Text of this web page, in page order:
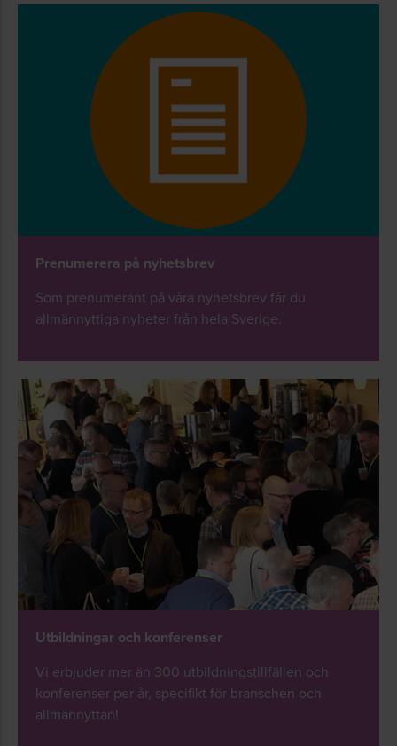
Prenumerera på nyhetsbrev
Som prenumerant på våra nyhetsbrev får du
allmännyttiga nyheter från hela Sverige.
Utbildningar och konferenser
Vi erbjuder mer än 300 utbildningstillfällen och
konferenser per år, specifikt för branschen och
allmännyttan!